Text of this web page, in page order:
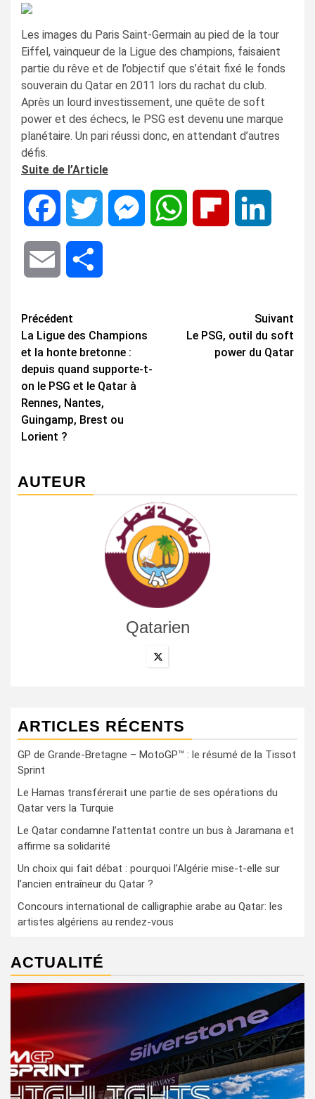
Les images du Paris Saint-Germain au pied de la tour
Eiffel, vainqueur de la Ligue des champions, faisaient
partie du rêve et de l’objectif que s’était fixé le fonds
souverain du Qatar en 2011 lors du rachat du club.
Après un lourd investissement, une quête de soft
power et des échecs, le PSG est devenu une marque
planétaire. Un pari réussi donc, en attendant d’autres
défis.
Suite de l’Article
Facebook Twitter MessengerWhatsApp Flipboard
Email
Navigation
d’article
Précédent
La Ligue des Champions
et la honte bretonne :
depuis quand supporte-t-
on le PSG et le Qatar à
Rennes, Nantes,
Guingamp, Brest ou
Lorient ?
Suivant
Le PSG, outil du soft
power du Qatar
AUTEUR
Qatarien
ARTICLES RÉCENTS
GP de Grande-Bretagne – MotoGP™ : le résumé de la Tissot
Sprint
Le Hamas transférerait une partie de ses opérations du
Qatar vers la Turquie
Le Qatar condamne l’attentat contre un bus à Jaramana et
affirme sa solidarité
Un choix qui fait débat : pourquoi l’Algérie mise-t-elle sur
l’ancien entraîneur du Qatar ?
Concours international de calligraphie arabe au Qatar: les
artistes algériens au rendez-vous
ACTUALITÉ